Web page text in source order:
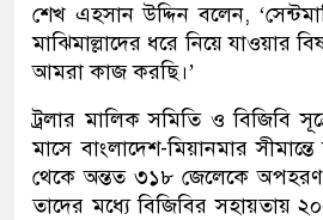
শেখ এহসান উদ্দিন বলেন,
মাঝিমাল্লাদের ধরে নিয়ে যাওয়ার
আমরা কাজ করছি।’
ট্রলার মালিক সমিতি ও বিজিবি
মাসে বাংলাদেশ-মিয়ানমার
থেকে অন্তত ৩১৮ জেলেকে
তাদের মধ্যে বিজিবির সহায়তায়